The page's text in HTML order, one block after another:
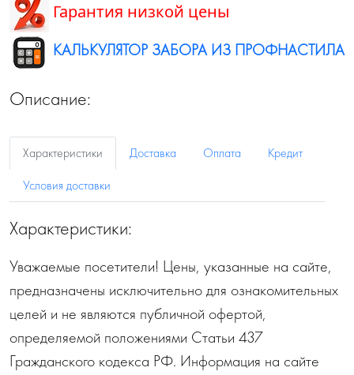
Гарантия низкой цены
КАЛЬКУЛЯТОР ЗАБОРА ИЗ ПРОФНАСТИЛА
Описание:
Характеристики Доставка Оплата
Кредит
Условия доставки
Характеристики:
Уважаемые посетители! Цены, указанные на сайте,
предназначены исключительно для ознакомительных
целей и не являются публичной офертой,
определяемой положениями Статьи 437
Гражданского кодекса РФ. Информация на сайте